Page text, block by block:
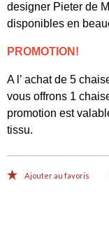
designer Pieter de
disponibles en
PROMOTION!
A l’ achat de 5
vous offrons 1
promotion est
tissu.
Ajouter au favoris